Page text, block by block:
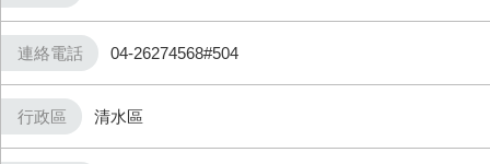
連絡電話 04-26274568#504
行政區 清水區